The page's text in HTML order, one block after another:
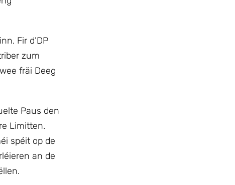
Fir d’DP
zum
fräi Deeg
Paus den
Limitten.
spéit op de
an de